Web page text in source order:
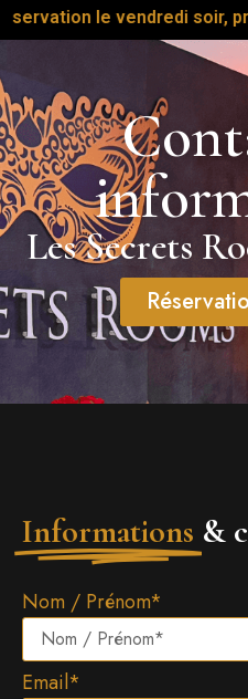
soir, profitez d'un
Les Secrets
Informations &
Nom / Prénom*
Email*